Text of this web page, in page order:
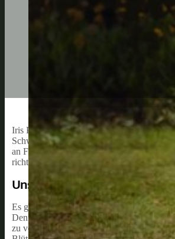
Iris Pflege ist ein wichtiger Aspekt der
Schwertlilie bekannt, ist eine weit
an Farben und Formen aufweist.
richtigen Methoden, um ihre Lebensdauer
Unsere Empfehlung:
Es gibt über 300 Arten von Irispflanzen,
Dennoch gibt es einige grundlegende
zu vermeiden, die richtige Menge an